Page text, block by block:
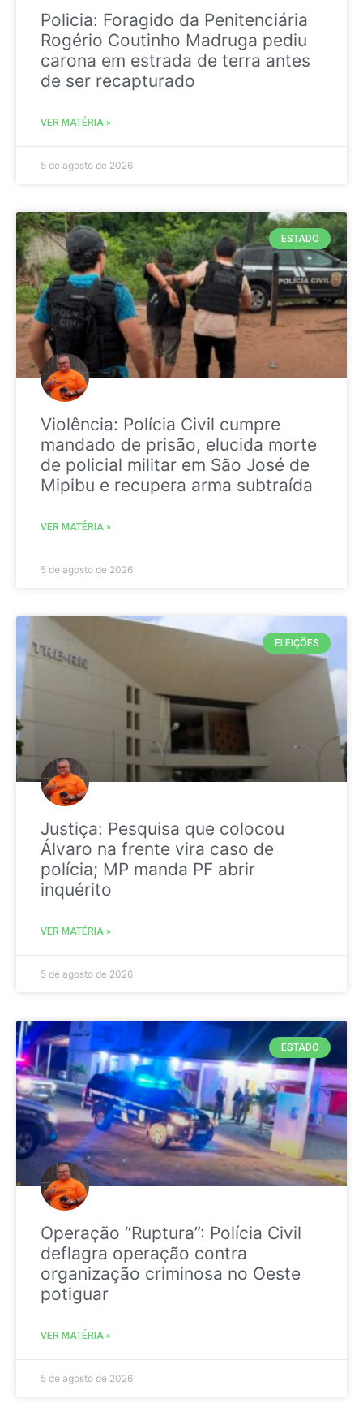
Policia: Foragido da Penitenciária
Rogério Coutinho Madruga pediu
carona em estrada de terra antes
de ser recapturado
VER MATÉRIA »
5 de agosto de 2026
ESTADO
Violência: Polícia Civil cumpre
mandado de prisão, elucida morte
de policial militar em São José de
Mipibu e recupera arma subtraída
VER MATÉRIA »
5 de agosto de 2026
ELEIÇÕES
Justiça: Pesquisa que colocou
Álvaro na frente vira caso de
polícia; MP manda PF abrir
inquérito
VER MATÉRIA »
5 de agosto de 2026
ESTADO
Operação “Ruptura”: Polícia Civil
deflagra operação contra
organização criminosa no Oeste
potiguar
VER MATÉRIA »
5 de agosto de 2026